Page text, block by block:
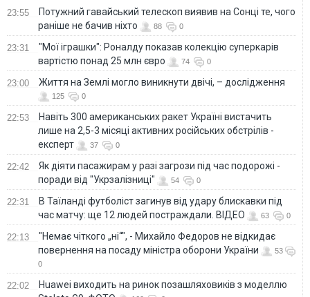
23:55
Потужний гавайський телескоп виявив на Сонці те, чого
раніше не бачив ніхто
88 0
23:31
"Мої іграшки": Роналду показав колекцію суперкарів
вартістю понад 25 млн євро
74 0
23:00 Життя на Землі могло виникнути двічі, – дослідження
125 0
22:53
Навіть 300 американських ракет Україні вистачить
лише на 2,5-3 місяці активних російських обстрілів -
експерт
37 0
22:42
Як діяти пасажирам у разі загрози під час подорожі -
поради від "Укрзалізниці"
54 0
22:31
В Таїланді футболіст загинув від удару блискавки під
час матчу: ще 12 людей постраждали. ВІДЕО
63 0
22:13
"Немає чіткого „ні“", - Михайло Федоров не відкидає
повернення на посаду міністра оборони України
53
0
22:02
Huawei виходить на ринок позашляховиків з моделлю